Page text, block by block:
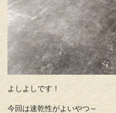
よしよしです！
今回は速乾性がよいやつ～